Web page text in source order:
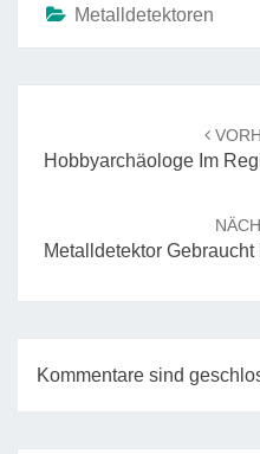
Metalldetektoren
Hobbyarchäologe Im
Metalldetektor
Kommentare sind